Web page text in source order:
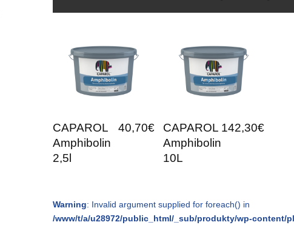
CAPAROL
Amphibolin
2,5l
40,70€
CAPAROL
Amphibolin
10L
142,30€
Warning: Invalid argument supplied for foreach() in
/www/t/a/u28972/public_html/_sub/produkty/wp-content/